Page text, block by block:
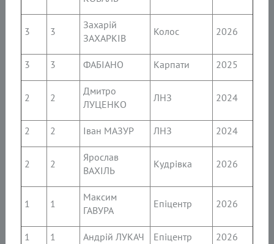
3 3
Захарій
ЗАХАРКІВ
Колос 2026
3 3 ФАБІАНО Карпати 2025
2 2
Дмитро
ЛУЦЕНКО
ЛНЗ 2024
2 2 Іван МАЗУР ЛНЗ 2024
2 2
Ярослав
ВАХІЛЬ
Кудрівка 2026
1 1
Максим
ГАВУРА
Епіцентр 2026
1 1 Андрій ЛУКАЧ Епіцентр 2026